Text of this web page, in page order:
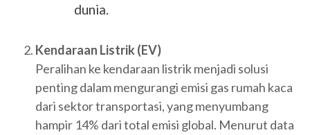
dunia.
Kendaraan Listrik (EV)
Peralihan ke kendaraan listrik menjadi solusi
penting dalam mengurangi emisi gas rumah kaca
dari sektor transportasi, yang menyumbang
hampir 14% dari total emisi global. Menurut data